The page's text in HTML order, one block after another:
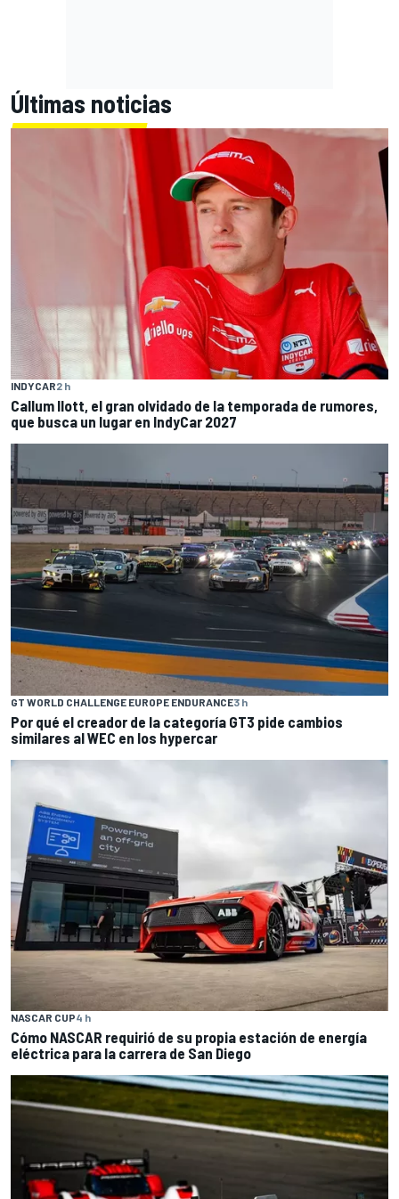
Últimas noticias
INDYCAR2 h
Callum Ilott, el gran olvidado de la temporada de rumores,
que busca un lugar en IndyCar 2027
GT WORLD CHALLENGE EUROPE ENDURANCE3 h
Por qué el creador de la categoría GT3 pide cambios
similares al WEC en los hypercar
NASCAR CUP4 h
Cómo NASCAR requirió de su propia estación de energía
eléctrica para la carrera de San Diego